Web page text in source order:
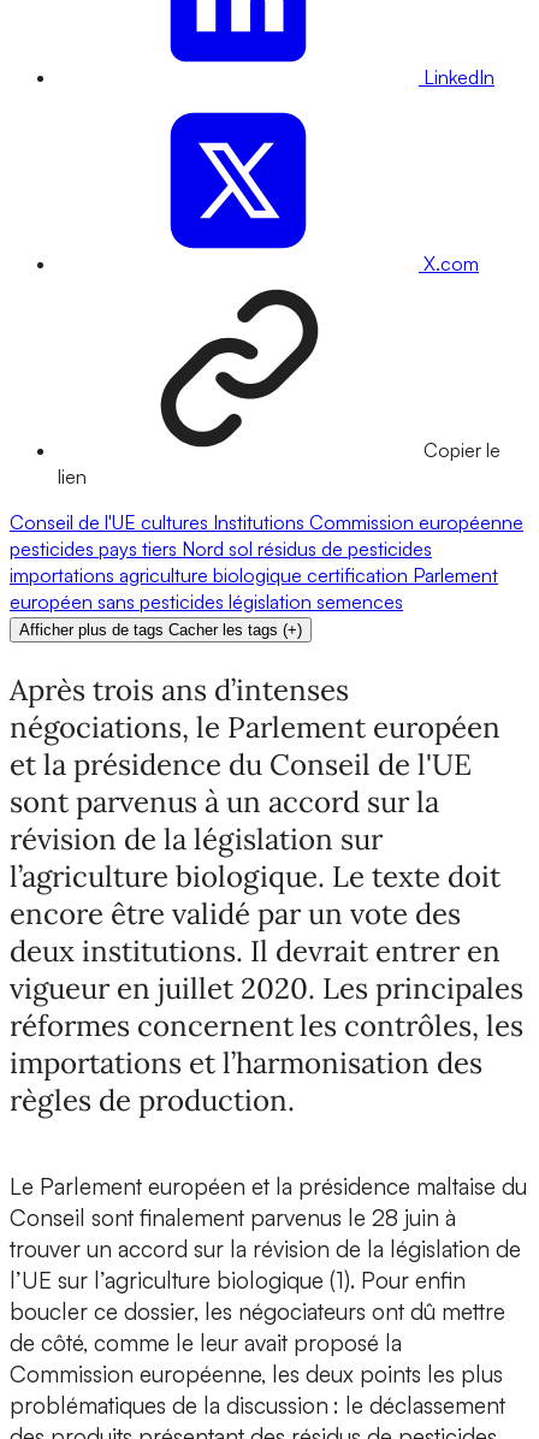
LinkedIn
X.com
Copier le
lien
Conseil de l'UE cultures Institutions Commission européenne
pesticides pays tiers Nord sol résidus de pesticides
importations agriculture biologique certification Parlement
européen sans pesticides législation semences
Afficher plus de tags Cacher les tags (+)
Après trois ans d’intenses
négociations, le Parlement européen
et la présidence du Conseil de l'UE
sont parvenus à un accord sur la
révision de la législation sur
l’agriculture biologique. Le texte doit
encore être validé par un vote des
deux institutions. Il devrait entrer en
vigueur en juillet 2020. Les principales
réformes concernent les contrôles, les
importations et l’harmonisation des
règles de production.
Le Parlement européen et la présidence maltaise du
Conseil sont finalement parvenus le 28 juin à
trouver un accord sur la révision de la législation de
l’UE sur l’agriculture biologique (1). Pour enfin
boucler ce dossier, les négociateurs ont dû mettre
de côté, comme le leur avait proposé la
Commission européenne, les deux points les plus
problématiques de la discussion : le déclassement